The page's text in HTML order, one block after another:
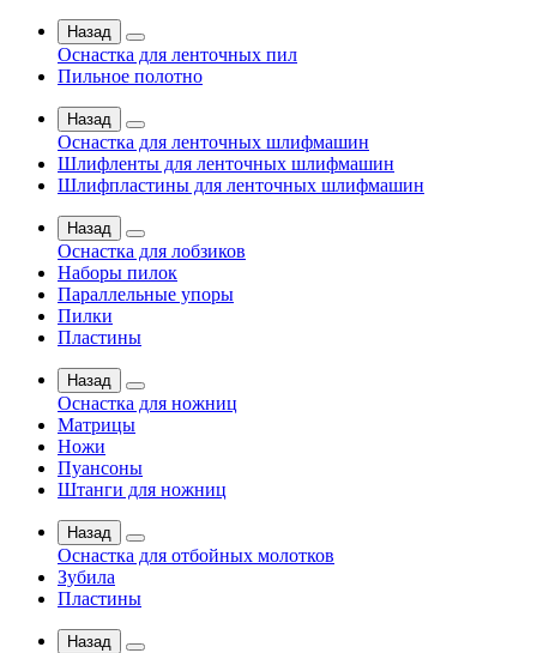
Назад
Оснастка для ленточных пил
Пильное полотно
Назад
Оснастка для ленточных шлифмашин
Шлифленты для ленточных шлифмашин
Шлифпластины для ленточных шлифмашин
Назад
Оснастка для лобзиков
Наборы пилок
Параллельные упоры
Пилки
Пластины
Назад
Оснастка для ножниц
Матрицы
Ножи
Пуансоны
Штанги для ножниц
Назад
Оснастка для отбойных молотков
Зубила
Пластины
Назад